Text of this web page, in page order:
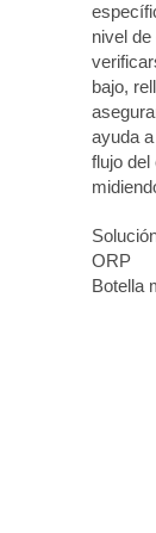
nivel
bajo,
ayuda
flujo del
ORP
Botella